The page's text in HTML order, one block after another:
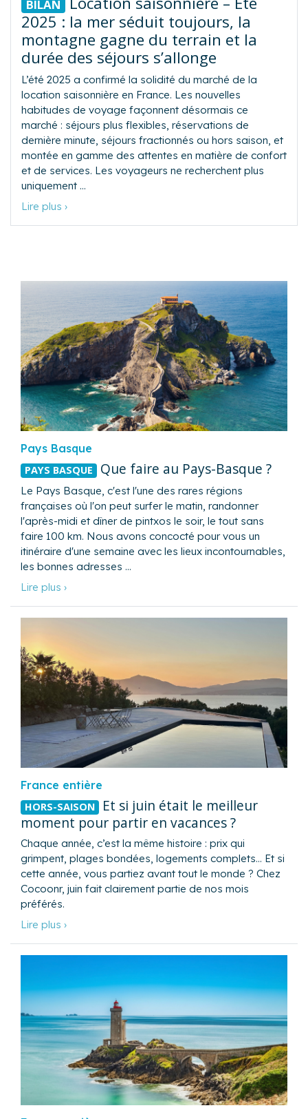
BILAN
2025 : la mer séduit toujours, la
montagne gagne du terrain et la
durée des séjours s’allonge
L’été 2025 a confirmé la solidité du marché de la
location saisonnière en France. Les nouvelles
habitudes de voyage façonnent désormais ce
marché : séjours plus flexibles, réservations de
dernière minute, séjours fractionnés ou hors saison, et
montée en gamme des attentes en matière de confort
et de services. Les voyageurs ne recherchent plus
uniquement …
Lire plus ›
Pays Basque
PAYS BASQUE Que faire au Pays-Basque ?
Le Pays Basque, c'est l'une des rares régions
françaises où l'on peut surfer le matin, randonner
l'après-midi et dîner de pintxos le soir, le tout sans
faire 100 km. Nous avons concocté pour vous un
itinéraire d'une semaine avec les lieux incontournables,
les bonnes adresses …
Lire plus ›
France entière
HORS-SAISON Et si juin était le meilleur
moment pour partir en vacances ?
Chaque année, c’est la même histoire : prix qui
grimpent, plages bondées, logements complets… Et si
cette année, vous partiez avant tout le monde ? Chez
Cocoonr, juin fait clairement partie de nos mois
préférés.
Lire plus ›